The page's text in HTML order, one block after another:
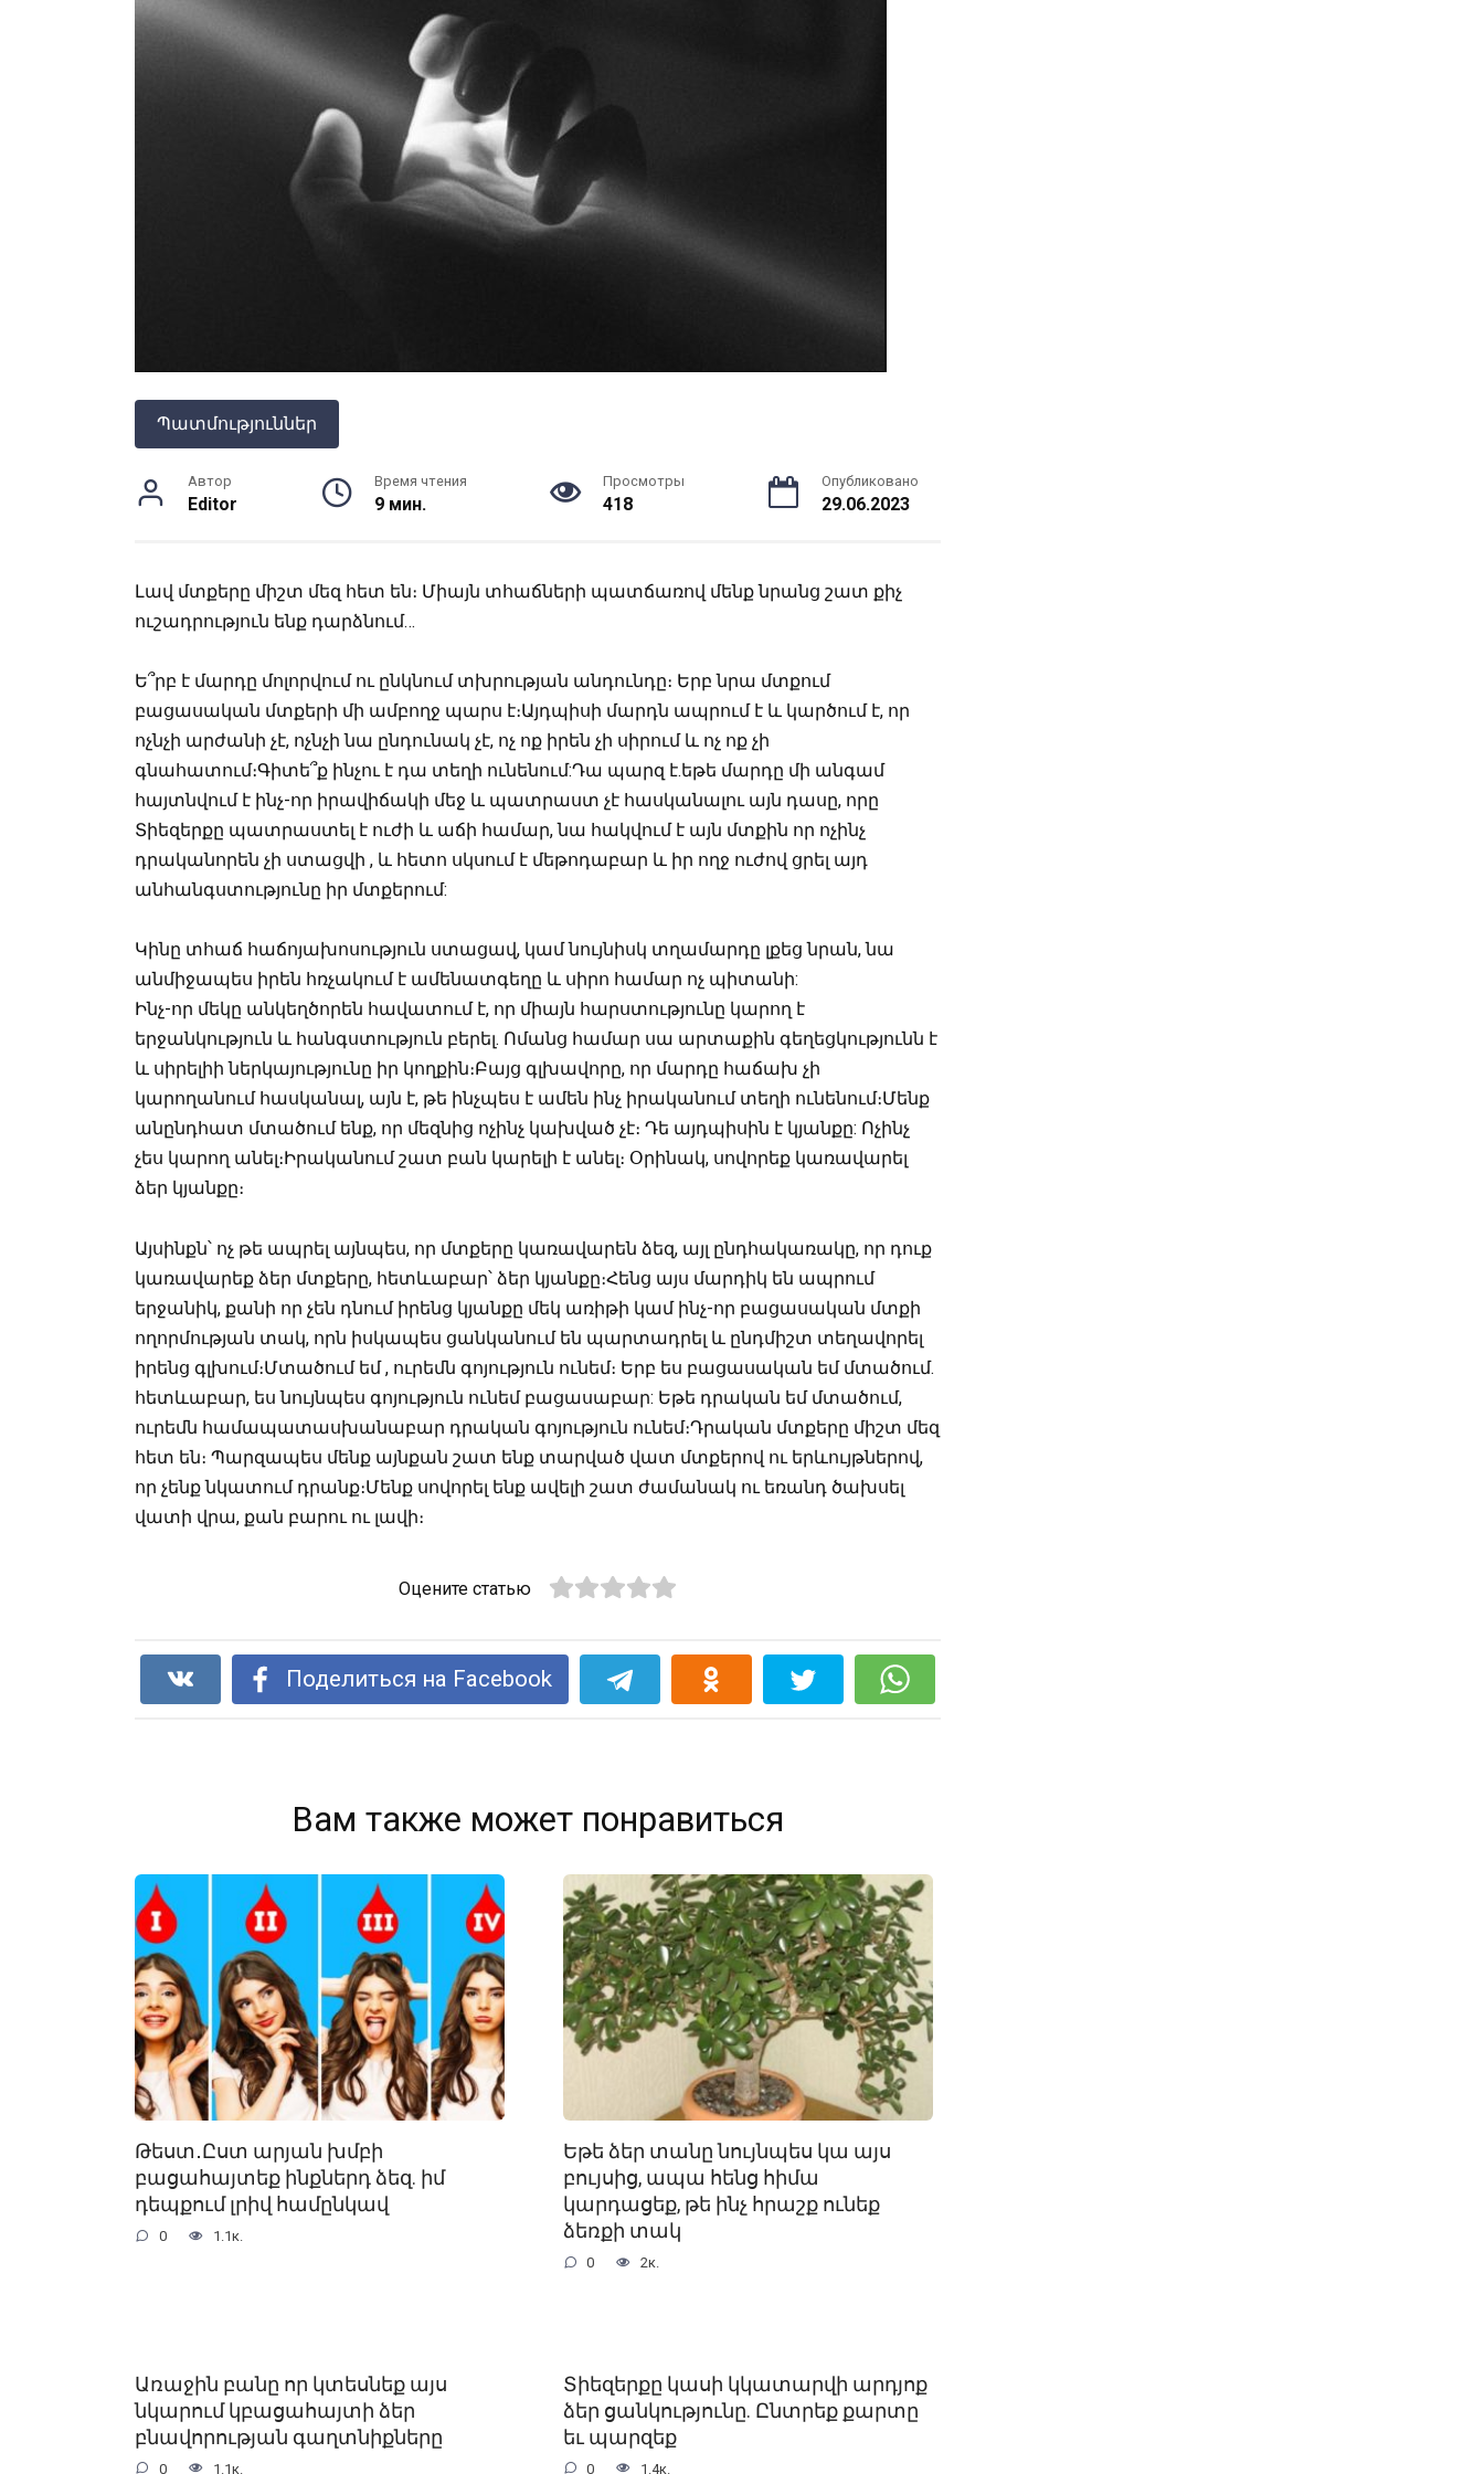
Պատմություններ
Автор
Editor
Время чтения
9 мин.
Просмотры
418
Опубликовано
29.06.2023
Լավ մտքերը միշտ մեզ հետ են։ Միայն տհաճների պատճառով մենք նրանց շատ քիչ
ուշադրություն ենք դարձնում…
Ե՞րբ է մարդը մոլորվում ու ընկնում տխրության անդունդը։ Երբ նրա մտքում
բացասական մտքերի մի ամբողջ պարս է։Այդպիսի մարդն ապրում է և կարծում է, որ
ոչնչի արժանի չէ, ոչնչի նա ընդունակ չէ, ոչ ոք իրեն չի սիրում և ոչ ոք չի
գնահատում։Գիտե՞ք ինչու է դա տեղի ունենում:Դա պարզ է.եթե մարդը մի անգամ
հայտնվում է ինչ-որ իրավիճակի մեջ և պատրաստ չէ հասկանալու այն դասը, որը
Տիեզերքը պատրաստել է ուժի և աճի համար, նա հակվում է այն մտքին որ ոչինչ
դրականորեն չի ստացվի , և հետո սկսում է մեթոդաբար և իր ողջ ուժով ցրել այդ
անհանգստությունը իր մտքերում:
Կինը տհաճ հաճոյախոսություն ստացավ, կամ նույնիսկ տղամարդը լքեց նրան, նա
անմիջապես իրեն հռչակում է ամենատգեղը և սիրո համար ոչ պիտանի:
Ինչ-որ մեկը անկեղծորեն հավատում է, որ միայն հարստությունը կարող է
երջանկություն և հանգստություն բերել. Ոմանց համար սա արտաքին գեղեցկությունն է
և սիրելիի ներկայությունը իր կողքին։Բայց գլխավորը, որ մարդը հաճախ չի
կարողանում հասկանալ, այն է, թե ինչպես է ամեն ինչ իրականում տեղի ունենում։Մենք
անընդհատ մտածում ենք, որ մեզնից ոչինչ կախված չէ։ Դե այդպիսին է կյանքը: Ոչինչ
չես կարող անել։Իրականում շատ բան կարելի է անել։ Օրինակ, սովորեք կառավարել
ձեր կյանքը։
Այսինքն՝ ոչ թե ապրել այնպես, որ մտքերը կառավարեն ձեզ, այլ ընդհակառակը, որ դուք
կառավարեք ձեր մտքերը, հետևաբար՝ ձեր կյանքը։Հենց այս մարդիկ են ապրում
երջանիկ, քանի որ չեն դնում իրենց կյանքը մեկ առիթի կամ ինչ-որ բացասական մտքի
ողորմության տակ, որն իսկապես ցանկանում են պարտադրել և ընդմիշտ տեղավորել
իրենց գլխում։Մտածում եմ , ուրեմն գոյություն ունեմ։ Երբ ես բացասական եմ մտածում.
հետևաբար, ես նույնպես գոյություն ունեմ բացասաբար: Եթե ​​դրական եմ մտածում,
ուրեմն համապատասխանաբար դրական գոյություն ունեմ։Դրական մտքերը միշտ մեզ
հետ են։ Պարզապես մենք այնքան շատ ենք տարված վատ մտքերով ու երևույթներով,
որ չենք նկատում դրանք։Մենք սովորել ենք ավելի շատ ժամանակ ու եռանդ ծախսել
վատի վրա, քան բարու ու լավի։
Оцените статью
Поделиться на Facebook
Вам также может понравиться
Թեստ․Ըստ արյան խմբի
բացահայտեք ինքներդ ձեզ. իմ
դեպքում լրիվ համընկավ
0 1.1к.
Եթե ձեր տանը նույնպես կա այս
բույսից, ապա հենց հիմա
կարդացեք, թե ինչ հրաշք ունեք
ձեռքի տակ
0 2к.
Առաջին բանը որ կտեսնեք այս
նկարում կբացահայտի ձեր
բնավորության գաղտնիքները
0 1.1к.
Տիեզերքը կասի կկատարվի արդյոք
ձեր ցանկությունը. Ընտրեք քարտը
եւ պարզեք
0 1.4к.